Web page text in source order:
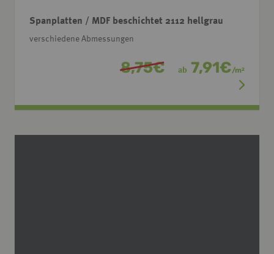
Spanplatten / MDF beschichtet 2112 hellgrau
verschiedene Abmessungen
8,75€ ab 7,91€/m2